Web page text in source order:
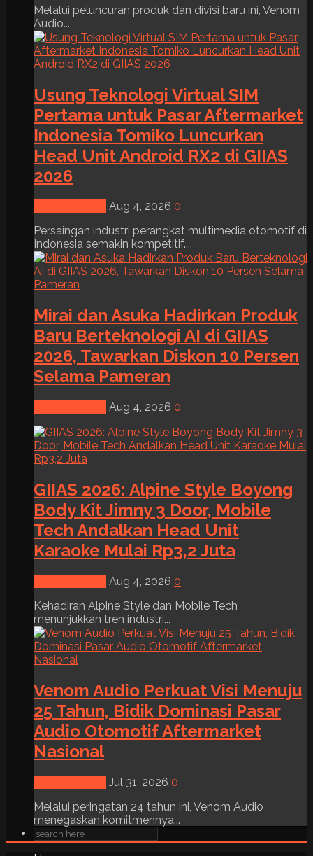
Melalui peluncuran produk dan divisi baru ini, Venom
Audio...
Usung Teknologi Virtual SIM
Pertama untuk Pasar Aftermarket
Indonesia Tomiko Luncurkan
Head Unit Android RX2 di GIIAS
2026
Aug 4, 2026 0
Persaingan industri perangkat multimedia otomotif di
Indonesia semakin kompetitif....
Mirai dan Asuka Hadirkan Produk
Baru Berteknologi AI di GIIAS
2026, Tawarkan Diskon 10 Persen
Selama Pameran
Aug 4, 2026 0
GIIAS 2026: Alpine Style Boyong
Body Kit Jimny 3 Door, Mobile
Tech Andalkan Head Unit
Karaoke Mulai Rp3,2 Juta
Aug 4, 2026 0
Kehadiran Alpine Style dan Mobile Tech
menunjukkan tren industri...
Venom Audio Perkuat Visi Menuju
25 Tahun, Bidik Dominasi Pasar
Audio Otomotif Aftermarket
Nasional
Jul 31, 2026 0
Melalui peringatan 24 tahun ini, Venom Audio
menegaskan komitmennya...